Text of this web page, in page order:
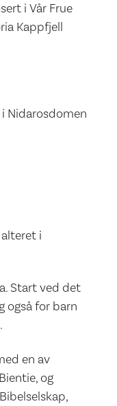
i Vår Frue
Kappfjell
Nidarosdomen
i
Start ved det
også for barn
en av
og